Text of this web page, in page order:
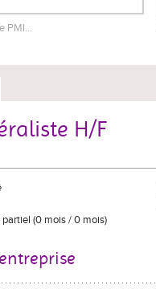
PMI…
H/F
partiel (0 mois / 0 mois)